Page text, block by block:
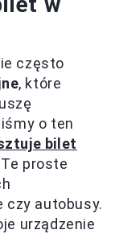
często
, które
o ten
bilet
Te proste
czy autobusy.
urządzenie